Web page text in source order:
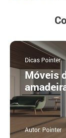
Dicas Pointer
Móveis
Autor: Pointer